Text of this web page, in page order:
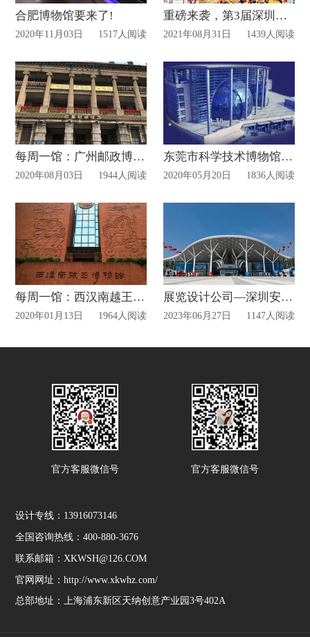
合肥博物馆要来了!
2020年11月03日 1517人阅读
重磅来袭，第3届深圳礼品包装展将在10月启幕
2021年08月31日 1439人阅读
每周一馆：广州邮政博览馆
2020年08月03日 1944人阅读
东莞市科学技术博物馆5月19日已恢复对外开放
2020年05月20日 1836人阅读
每周一馆：西汉南越王博物馆
2020年01月13日 1964人阅读
展览设计公司—深圳安防展搭建动态
2023年06月27日 1147人阅读
官方客服微信号 官方客服微信号
设计专线：13916073146
全国咨询热线：400-880-3676
联系邮箱：XKWSH@126.COM
官网网址：http://www.xkwhz.com/
总部地址：上海浦东新区天纳创意产业园3号402A